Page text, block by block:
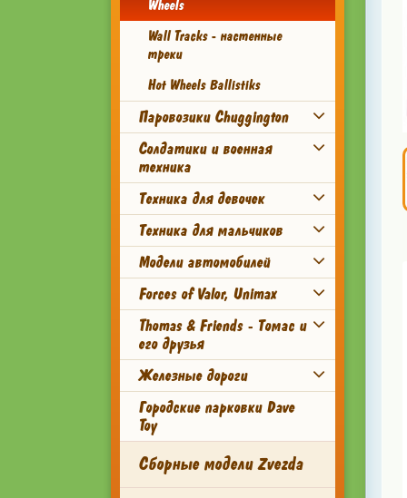
Wheels
Wall Tracks - настенные
треки
Hot Wheels Ballistiks
Паровозики Chuggington
Солдатики и военная
техника
Техника для девочек
Техника для мальчиков
Модели автомобилей
Forces of Valor, Unimax
Thomas & Friends - Томас и
его друзья
Железные дороги
Городские парковки Dave
Toy
Сборные модели Zvezda